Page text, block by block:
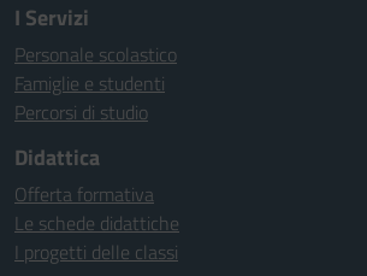
I Servizi
Personale scolastico
Famiglie e studenti
Percorsi di studio
Didattica
Offerta formativa
Le schede didattiche
I progetti delle classi